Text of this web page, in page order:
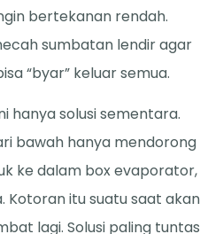
bertekanan rendah.
sumbatan lendir agar
“byar” keluar semua.
hanya solusi sementara.
bawah hanya mendorong
ke dalam box evaporator,
Kotoran itu suatu saat akan
lagi. Solusi paling tuntas